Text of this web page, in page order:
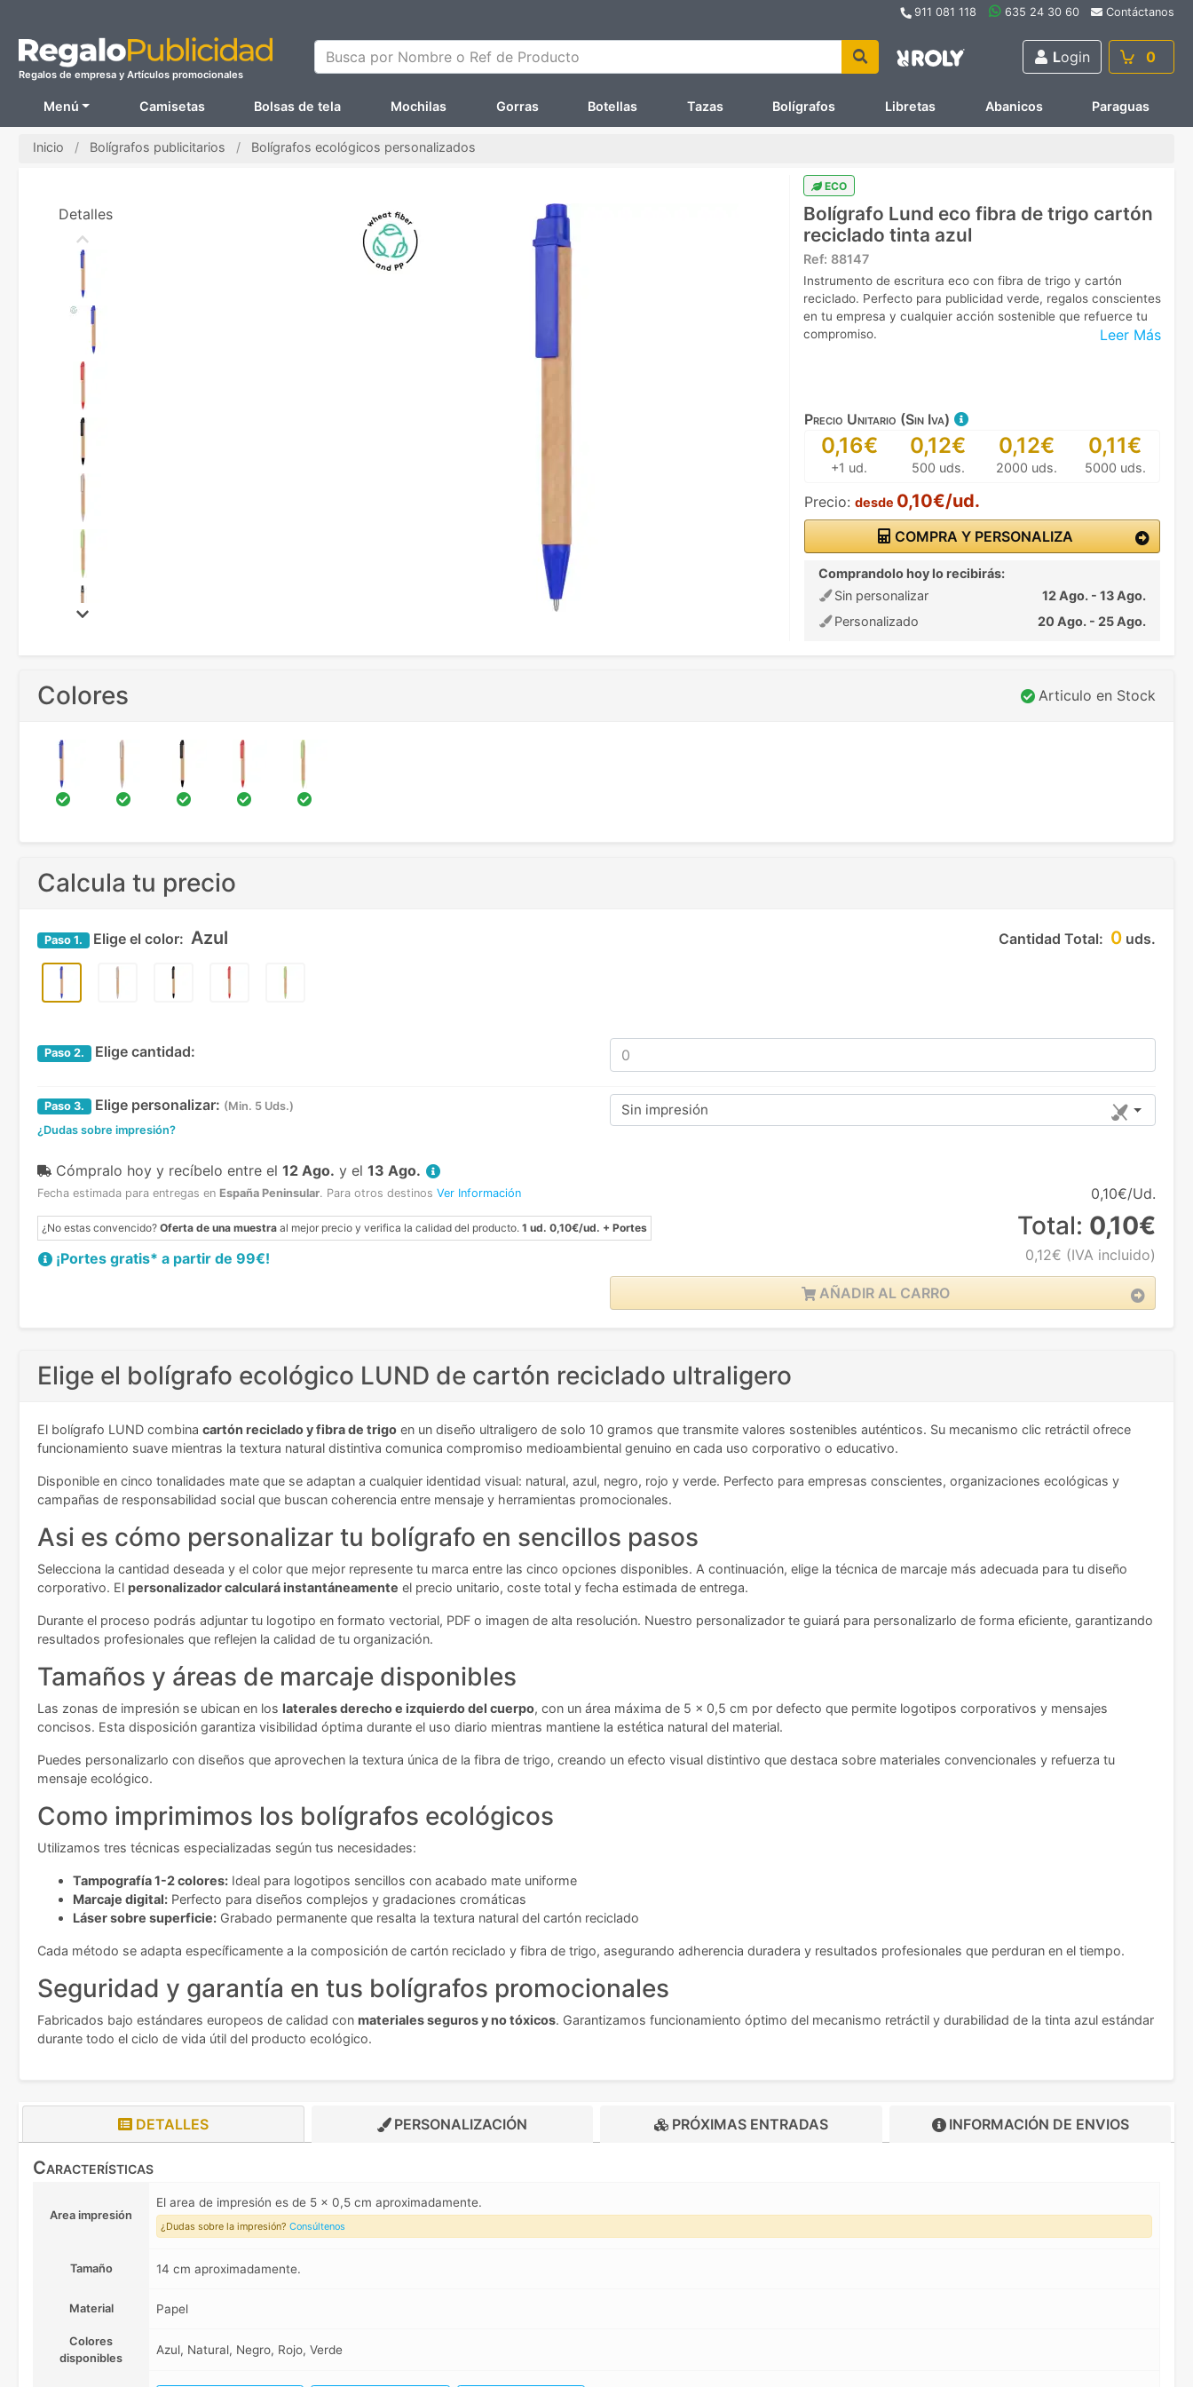
911 081 118 635 24 30 60 Contáctanos
Regalos de empresa y Artículos promocionales
Busca por Nombre o Ref de Producto Login 0
Menú Camisetas Bolsas de tela Mochilas Gorras Botellas Tazas Bolígrafos Libretas Abanicos Paraguas
Inicio Bolígrafos publicitarios Bolígrafos ecológicos personalizados
ECO
Bolígrafo Lund eco fibra de trigo cartón
reciclado tinta azul
Ref: 88147
Leer Más
Instrumento de escritura eco con fibra de trigo y cartón
reciclado. Perfecto para publicidad verde, regalos conscientes
en tu empresa y cualquier acción sostenible que refuerce tu
compromiso.
Precio Unitario (Sin Iva)
0,16€
+1 ud.
0,12€
500 uds.
0,12€
2000 uds.
0,11€
5000 uds.
Precio: desde 0,10€/ud.
COMPRA Y PERSONALIZA
Comprandolo hoy lo recibirás:
Sin personalizar
12 Ago. - 13 Ago.
Personalizado
20 Ago. - 25 Ago.
Detalles
Colores Articulo en Stock
Calcula tu precio
Cantidad Total: 0 uds.
Paso 1. Elige el color: Azul
Paso 2. Elige cantidad:
Paso 3. Elige personalizar: (Min. 5 Uds.)
¿Dudas sobre impresión?
Sin impresión
Cómpralo hoy y recíbelo entre el 12 Ago. y el 13 Ago.
Fecha estimada para entregas en España Peninsular. Para otros destinos Ver Información
¿No estas convencido? Oferta de una muestra al mejor precio y verifica la calidad del producto. 1 ud. 0,10€/ud. + Portes
¡Portes gratis* a partir de 99€!
0,10€/Ud.
Total: 0,10€
0,12€ (IVA incluido)
AÑADIR AL CARRO
Elige el bolígrafo ecológico LUND de cartón reciclado ultraligero
El bolígrafo LUND combina cartón reciclado y fibra de trigo en un diseño ultraligero de solo 10 gramos que transmite valores sostenibles auténticos. Su mecanismo clic retráctil ofrece
funcionamiento suave mientras la textura natural distintiva comunica compromiso medioambiental genuino en cada uso corporativo o educativo.
Disponible en cinco tonalidades mate que se adaptan a cualquier identidad visual: natural, azul, negro, rojo y verde. Perfecto para empresas conscientes, organizaciones ecológicas y
campañas de responsabilidad social que buscan coherencia entre mensaje y herramientas promocionales.
Asi es cómo personalizar tu bolígrafo en sencillos pasos
Selecciona la cantidad deseada y el color que mejor represente tu marca entre las cinco opciones disponibles. A continuación, elige la técnica de marcaje más adecuada para tu diseño
corporativo. El personalizador calculará instantáneamente el precio unitario, coste total y fecha estimada de entrega.
Durante el proceso podrás adjuntar tu logotipo en formato vectorial, PDF o imagen de alta resolución. Nuestro personalizador te guiará para personalizarlo de forma eficiente, garantizando
resultados profesionales que reflejen la calidad de tu organización.
Tamaños y áreas de marcaje disponibles
Las zonas de impresión se ubican en los laterales derecho e izquierdo del cuerpo, con un área máxima de 5 x 0,5 cm por defecto que permite logotipos corporativos y mensajes
concisos. Esta disposición garantiza visibilidad óptima durante el uso diario mientras mantiene la estética natural del material.
Puedes personalizarlo con diseños que aprovechen la textura única de la fibra de trigo, creando un efecto visual distintivo que destaca sobre materiales convencionales y refuerza tu
mensaje ecológico.
Como imprimimos los bolígrafos ecológicos
Utilizamos tres técnicas especializadas según tus necesidades:
Tampografía 1-2 colores: Ideal para logotipos sencillos con acabado mate uniforme
Marcaje digital: Perfecto para diseños complejos y gradaciones cromáticas
Láser sobre superficie: Grabado permanente que resalta la textura natural del cartón reciclado
Cada método se adapta específicamente a la composición de cartón reciclado y fibra de trigo, asegurando adherencia duradera y resultados profesionales que perduran en el tiempo.
Seguridad y garantía en tus bolígrafos promocionales
Fabricados bajo estándares europeos de calidad con materiales seguros y no tóxicos. Garantizamos funcionamiento óptimo del mecanismo retráctil y durabilidad de la tinta azul estándar
durante todo el ciclo de vida útil del producto ecológico.
DETALLES PERSONALIZACIÓN PRÓXIMAS ENTRADAS INFORMACIÓN DE ENVIOS
Características
Area impresión
El area de impresión es de 5 x 0,5 cm aproximadamente.
¿Dudas sobre la impresión? Consúltenos
Tamaño 14 cm aproximadamente.
Material Papel
Colores
disponibles
Azul, Natural, Negro, Rojo, Verde